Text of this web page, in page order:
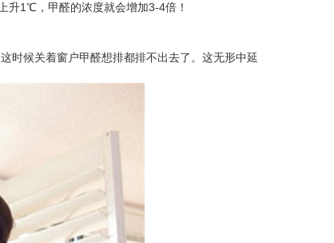
1℃，甲醛的浓度就会增加3-4倍！
时候关着窗户甲醛想排都排不出去了。这无形中延